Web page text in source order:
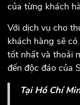
của từng khách
Với dịch vụ cho
khách hàng sẽ
tốt nhất và thoải
đến độc đáo của
Tại Hồ Chí